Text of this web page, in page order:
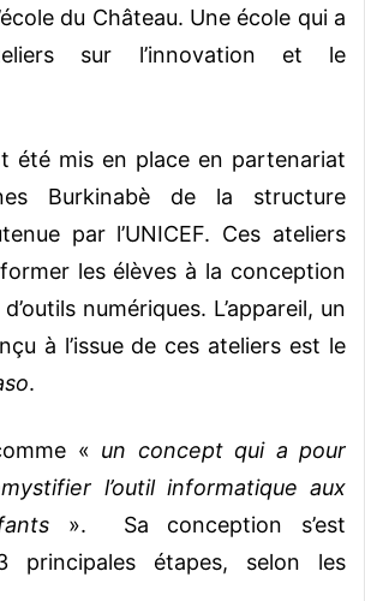
du Château. Une école qui a
sur l’innovation et le
été mis en place en partenariat
Burkinabè de la structure
par l’UNICEF. Ces ateliers
les élèves à la conception
numériques. L’appareil, un
à l’issue de ces ateliers est le
.
« un concept qui a pour
l’outil informatique aux
». Sa conception s’est
principales étapes, selon les